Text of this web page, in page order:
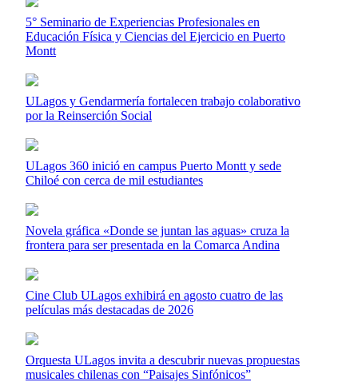
5° Seminario de Experiencias Profesionales en
Educación Física y Ciencias del Ejercicio en Puerto
Montt
ULagos y Gendarmería fortalecen trabajo colaborativo
por la Reinserción Social
ULagos 360 inició en campus Puerto Montt y sede
Chiloé con cerca de mil estudiantes
Novela gráfica «Donde se juntan las aguas» cruza la
frontera para ser presentada en la Comarca Andina
Cine Club ULagos exhibirá en agosto cuatro de las
películas más destacadas de 2026
Orquesta ULagos invita a descubrir nuevas propuestas
musicales chilenas con “Paisajes Sinfónicos”